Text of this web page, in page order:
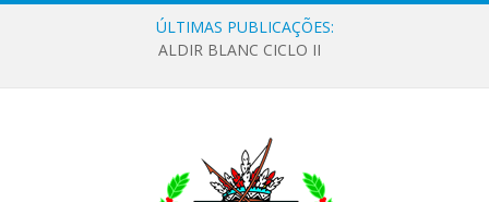
ÚLTIMAS PUBLICAÇÕES:
ALDIR BLANC CICLO II